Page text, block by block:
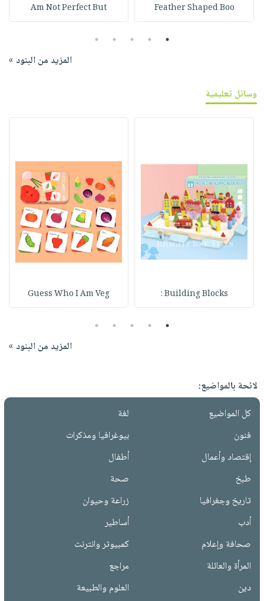
Feather Shaped Boo
Am Not Perfect But
1
2
3
4
5
المزيد من البنود »
وسائل تعليمية
Building Blocks :
Guess Who I Am Veg
1
2
3
4
5
المزيد من البنود »
لائحة بالمواضيع:
كل المواضيع
لغة
فنون
بيوغرافيا ومذكرات
إقتصاد وأعمال
أطفال
طبخ
صحة
تاريخ وجغرافيا
زراعة وحيوان
أدب
أساطير
صحافة وإعلام
كمبيوتر وانترنت
المرأة والعائلة
مراجع
دين
العلوم والطبيعة